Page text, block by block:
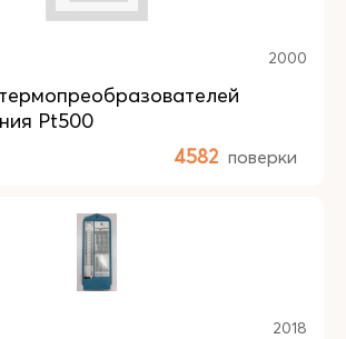
2000
Pt500
4582 поверки
2018